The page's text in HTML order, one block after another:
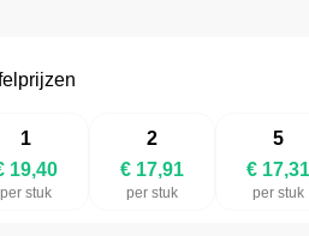
1
19,40
per stuk
2
€ 17,91
per stuk
5
€ 17,31
per stuk